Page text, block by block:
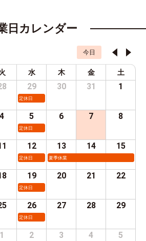
日カレンダー
今日
水 木 金 土
29
定休日
30 31 1
4 5
定休日
6 7 8
12
定休日
13
夏季休業
14 15
19
定休日
20 21 22
26
定休日
27 28 29
1 2 3 4 5